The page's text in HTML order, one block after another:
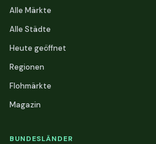
Alle Märkte
Alle Städte
Heute geöffnet
Regionen
Flohmärkte
Magazin
BUNDESLÄNDER